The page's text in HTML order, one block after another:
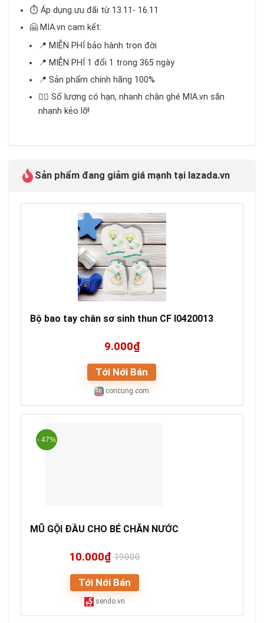
⏱ Áp dụng ưu đãi từ 13.11- 16.11
🤗 MIA.vn cam kết:
📍 MIỄN PHÍ bảo hành trọn đời
📍 MIỄN PHÍ 1 đổi 1 trong 365 ngày
📍 Sản phẩm chính hãng 100%
🏃‍♂️ Số lượng có hạn, nhanh chân ghé MIA.vn săn
nhanh kẻo lỡ!
Sản phẩm đang giảm giá mạnh tại lazada.vn
Bộ bao tay chân sơ sinh thun CF I0420013
9.000₫
Tới Nới Bán
concung.com
- 47%
MŨ GỘI ĐẦU CHO BÉ CHĂN NƯỚC
10.000₫ 19000
Tới Nới Bán
sendo.vn